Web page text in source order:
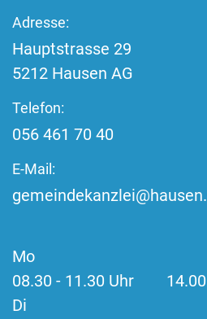
Adresse:
Hauptstrasse 29
5212 Hausen AG
Telefon:
056 461 70 40
E-Mail:
Mo
08.30 - 11.30 Uhr 14.00
Di